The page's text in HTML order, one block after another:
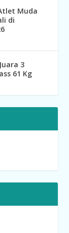
Muda
di
3
61 Kg